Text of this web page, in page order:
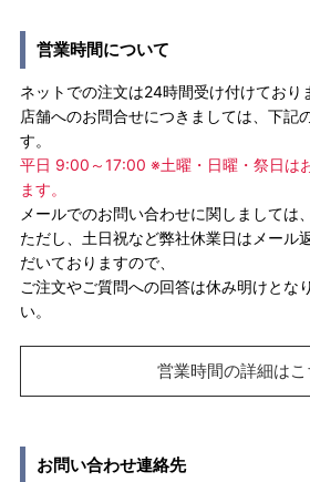
営業時間について
ネットでの注文は24時間受け付けており
店舗へのお問合せにつきましては、下記
す。
平日 9:00～17:00 ※土曜・日曜・祭日は
ます。
メールでのお問い合わせに関しましては
ただし、土日祝など弊社休業日はメール
だいておりますので、
ご注文やご質問への回答は休み明けとな
い。
営業時間の詳細はこ
お問い合わせ連絡先